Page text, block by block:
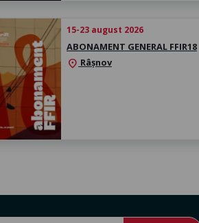
15-23 august 2026
ABONAMENT GENERAL FFIR18
location_on Râșnov